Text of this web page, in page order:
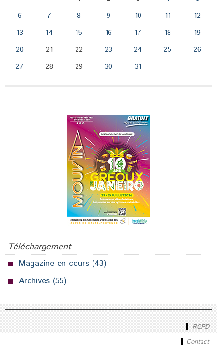
6
7 8 9 10 11
12
13
14 15 16 17 18
19
20
21 22 23 24 25
26
27
28 29 30 31
Téléchargement
Magazine en cours (43)
Archives (55)
RGPD
Contact